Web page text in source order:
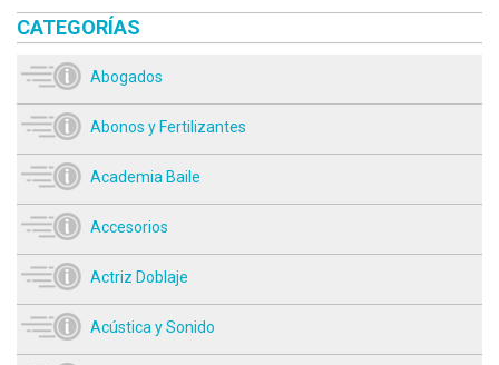
CATEGORÍAS
Abogados
Abonos y Fertilizantes
Academia Baile
Accesorios
Actriz Doblaje
Acústica y Sonido